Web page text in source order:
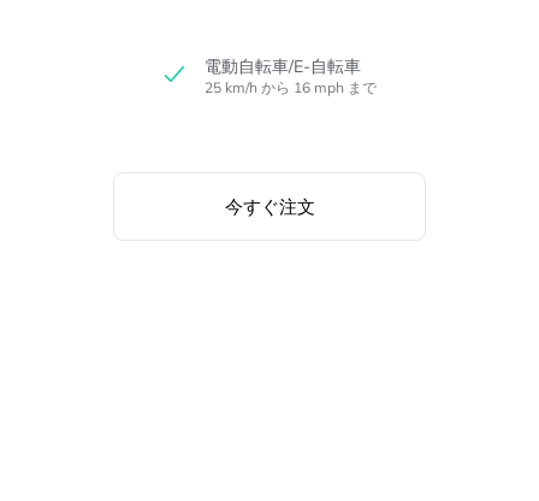
電動自転車/E-自転車
25 km/h から 16 mph まで
今すぐ注文